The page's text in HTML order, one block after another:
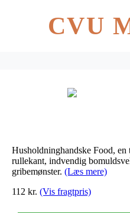
CVU
Husholdninghandske Food,
rullekant, indvendig
gribemønster. (Læs mere)
112 kr. (Vis fragtpris)